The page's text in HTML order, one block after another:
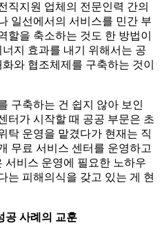
직지원 업체의 전문인력 간의
일선에서의 서비스를 민간 부
할을 축소하는 것도 한 방법이
지 효과를 내기 위해서는 공
와 협조체제를 구축하는 것이
구축하는 건 쉽지 않아 보인
터가 시작할 때 공공 부문은 초
탁 운영을 맡겼다가 현재는 직
무료 서비스 센터를 운영하고
서비스 운영에 필요한 노하우
는 피해의식을 갖고 있는 게 현
공 사례의 교훈